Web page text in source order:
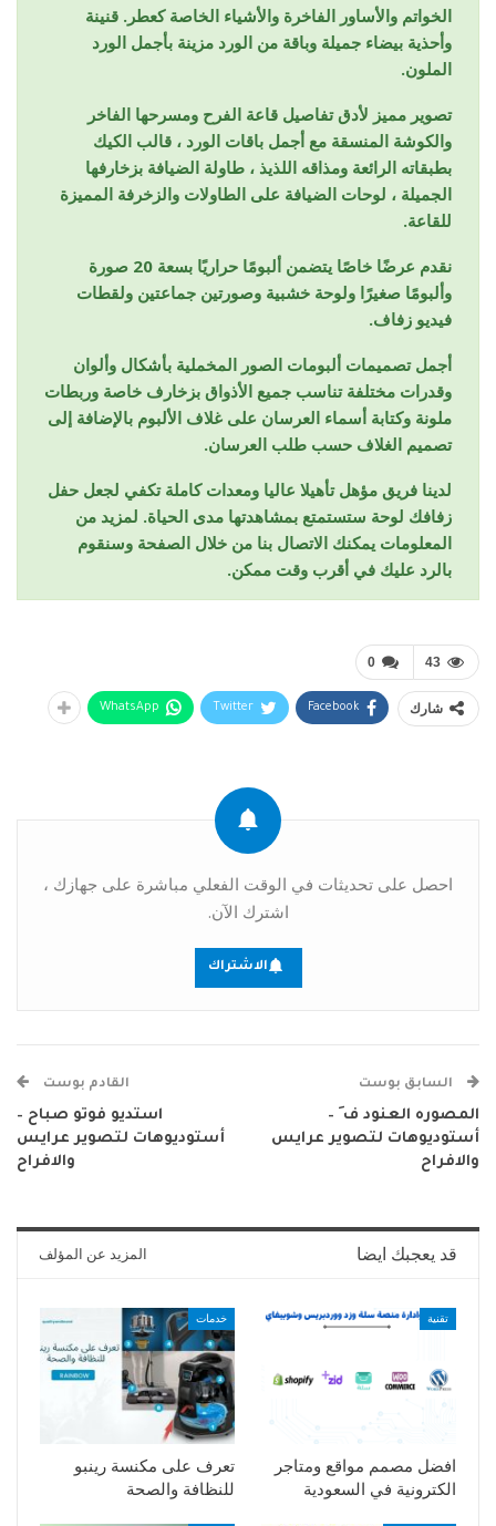
الخواتم والأساور الفاخرة والأشياء الخاصة كعطر. قنينة
وأحذية بيضاء جميلة وباقة من الورد مزينة بأجمل الورد
الملون.
تصوير مميز لأدق تفاصيل قاعة الفرح ومسرحها الفاخر
والكوشة المنسقة مع أجمل باقات الورد ، قالب الكيك
بطبقاته الرائعة ومذاقه اللذيذ ، طاولة الضيافة بزخارفها
الجميلة ، لوحات الضيافة على الطاولات والزخرفة المميزة
للقاعة.
نقدم عرضًا خاصًا يتضمن ألبومًا حراريًا بسعة 20 صورة
وألبومًا صغيرًا ولوحة خشبية وصورتين جماعتين ولقطات
فيديو زفاف.
أجمل تصميمات ألبومات الصور المخملية بأشكال وألوان
وقدرات مختلفة تناسب جميع الأذواق بزخارف خاصة وربطات
ملونة وكتابة أسماء العرسان على غلاف الألبوم بالإضافة إلى
تصميم الغلاف حسب طلب العرسان.
لدينا فريق مؤهل تأهيلا عاليا ومعدات كاملة تكفي لجعل حفل
زفافك لوحة ستستمتع بمشاهدتها مدى الحياة. لمزيد من
المعلومات يمكنك الاتصال بنا من خلال الصفحة وسنقوم
بالرد عليك في أقرب وقت ممكن.
0 43
شارك Facebook
Twitter
WhatsApp
احصل على تحديثات في الوقت الفعلي مباشرة على جهازك ،
اشترك الآن.
الاشتراك
السابق بوست
المصوره العنود ف َ –
أستوديوهات لتصوير عرايس
والافراح
القادم بوست
استديو فوتو صباح –
أستوديوهات لتصوير عرايس
والافراح
قد يعجبك ايضا المزيد عن المؤلف
تقنية
افضل مصمم مواقع ومتاجر
الكترونية في السعودية
خدمات
تعرف على مكنسة رينبو
للنظافة والصحة